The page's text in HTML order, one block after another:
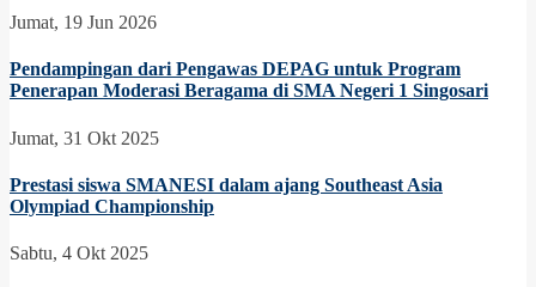
Jumat, 19 Jun 2026
Pendampingan dari Pengawas DEPAG untuk Program
Penerapan Moderasi Beragama di SMA Negeri 1 Singosari
Jumat, 31 Okt 2025
Prestasi siswa SMANESI dalam ajang Southeast Asia
Olympiad Championship
Sabtu, 4 Okt 2025